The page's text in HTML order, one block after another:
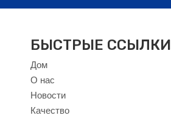
БЫСТРЫЕ ССЫЛКИ
Дом
О нас
Новости
Качество